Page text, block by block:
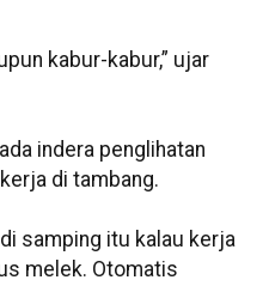
kabur-kabur,” ujar
indera penglihatan
di tambang.
samping itu kalau kerja
melek. Otomatis